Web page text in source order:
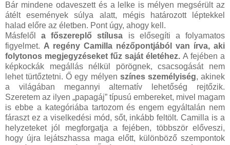
Bár mindene odaveszett és a lelke is mélyen megsérült az
átélt események súlya alatt, mégis határozott léptekkel
halad előre az életben. Pont úgy, ahogy kell.
Másfelől
a főszereplő stílusa is elősegíti a folyamatos
figyelmet. A regény Camilla nézőpontjából van írva, aki
folytonos megjegyzéseket fűz saját életéhez. A fejében a
képkockák megállás nélkül pörögnek, csacsogását nem
lehet türtőztetni. Ő egy mélyen színes személyiség, akinek
a világában megannyi alternatív lehetőség rejtőzik.
Szeretem az ilyen „papagáj” típusú embereket, mivel magam
is ebbe a kategóriába tartozom és engem egyáltalán nem
fáraszt ez a viselkedési mód, sőt, inkább feltölt. Camilla is a
helyzeteket jól megforgatja a fejében, többször előveszi,
hogy újra lejátszhassa maga előtt, különböző szempontok